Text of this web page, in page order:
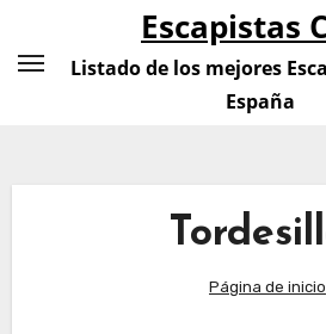
contenido
Escapistas
Listado de los mejores
España
Página de inicio